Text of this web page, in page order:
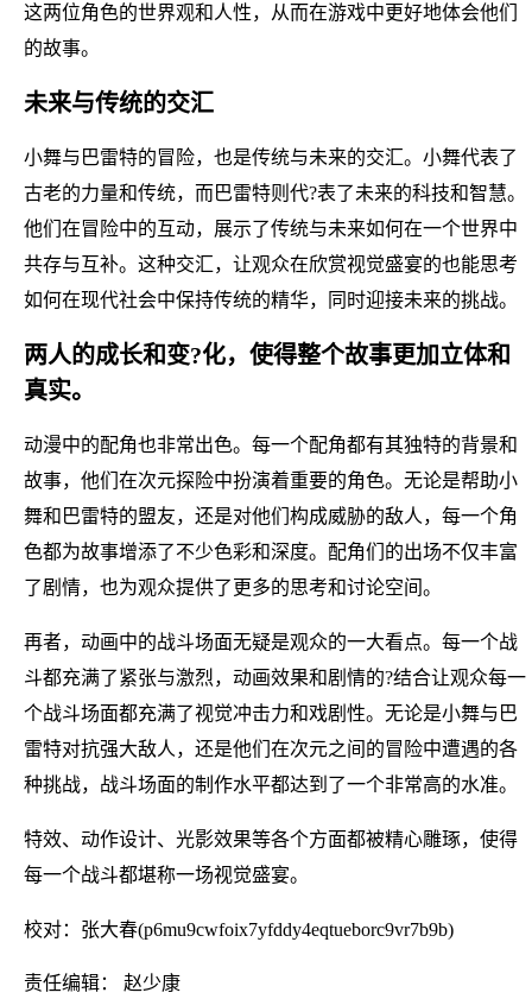
这两位角色的世界观和人性，从而在游戏中更好地体会他们
的故事。
未来与传统的交汇
小舞与巴雷特的冒险，也是传统与未来的交汇。小舞代表了
古老的力量和传统，而巴雷特则代?表了未来的科技和智慧。
他们在冒险中的互动，展示了传统与未来如何在一个世界中
共存与互补。这种交汇，让观众在欣赏视觉盛宴的也能思考
如何在现代社会中保持传统的精华，同时迎接未来的挑战。
两人的成长和变?化，使得整个故事更加立体和
真实。
动漫中的配角也非常出色。每一个配角都有其独特的背景和
故事，他们在次元探险中扮演着重要的角色。无论是帮助小
舞和巴雷特的盟友，还是对他们构成威胁的敌人，每一个角
色都为故事增添了不少色彩和深度。配角们的出场不仅丰富
了剧情，也为观众提供了更多的思考和讨论空间。
再者，动画中的战斗场面无疑是观众的一大看点。每一个战
斗都充满了紧张与激烈，动画效果和剧情的?结合让观众每一
个战斗场面都充满了视觉冲击力和戏剧性。无论是小舞与巴
雷特对抗强大敌人，还是他们在次元之间的冒险中遭遇的各
种挑战，战斗场面的制作水平都达到了一个非常高的水准。
特效、动作设计、光影效果等各个方面都被精心雕琢，使得
每一个战斗都堪称一场视觉盛宴。
校对：张大春(p6mu9cwfoix7yfddy4eqtueborc9vr7b9b)
责任编辑： 赵少康